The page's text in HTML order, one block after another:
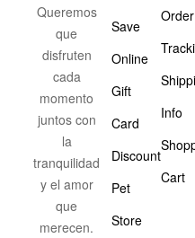
Queremos
que
disfruten
cada
momento
juntos con
la
tranquilidad
y el amor
que
merecen.
Save
Online
Gift
Card
Discount
Pet
Store
Order
Info
Cart